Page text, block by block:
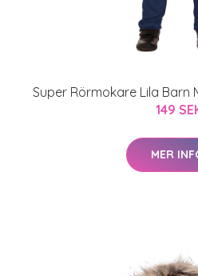
Super Rörmokare Lila Barn
149
MER